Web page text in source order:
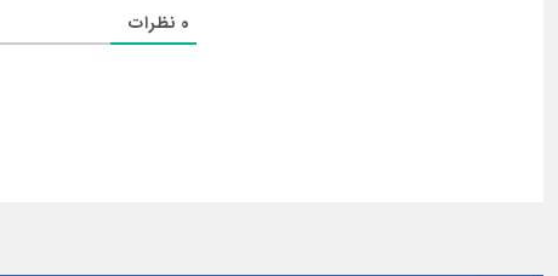
0 نظرات